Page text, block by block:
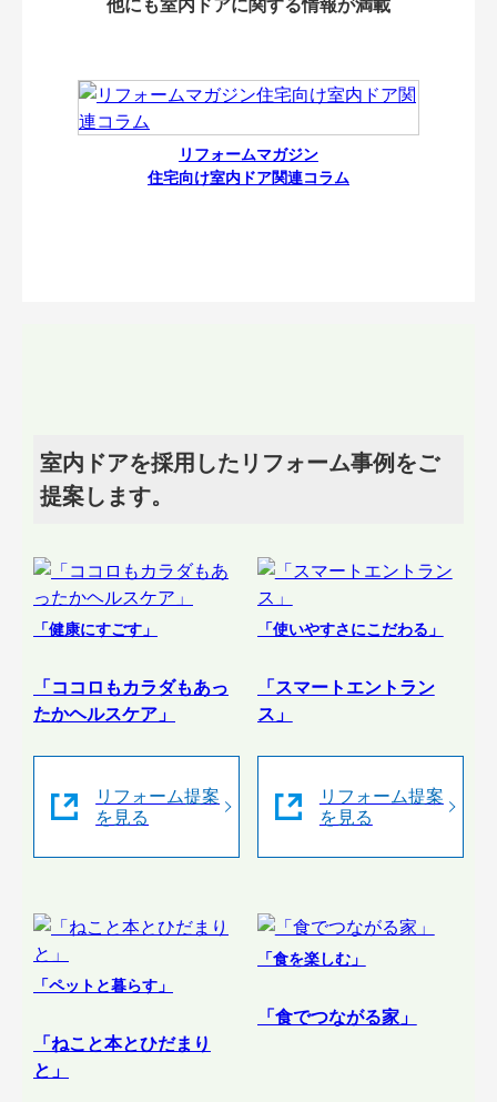
他にも室内ドアに関する情報が満載
リフォームマガジン
住宅向け室内ドア関連コラム
室内ドアを採用したリフォーム事例をご
提案します。
「健康にすごす」
「ココロもカラダもあっ
たかヘルスケア」
リフォーム提案
を見る
「使いやすさにこだわる」
「スマートエントラン
ス」
リフォーム提案
を見る
「ペットと暮らす」
「ねこと本とひだまり
と」
「食を楽しむ」
「食でつながる家」